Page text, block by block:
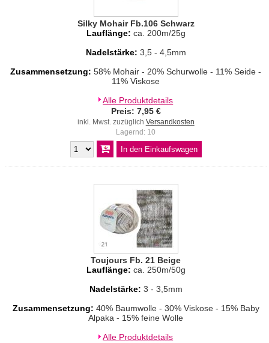
Silky Mohair Fb.106 Schwarz
Lauflänge: ca. 200m/25g
Nadelstärke: 3,5 - 4,5mm
Zusammensetzung:58% Mohair - 20% Schurwolle - 11% Seide -
11% Viskose
Alle Produktdetails
Preis: 7,95 €
inkl. Mwst. zuzüglich Versandkosten
Lagernd: 10
Toujours Fb. 21 Beige
Lauflänge: ca. 250m/50g
Nadelstärke: 3 - 3,5mm
Zusammensetzung: 40% Baumwolle - 30% Viskose - 15% Baby
Alpaka - 15% feine Wolle
Alle Produktdetails